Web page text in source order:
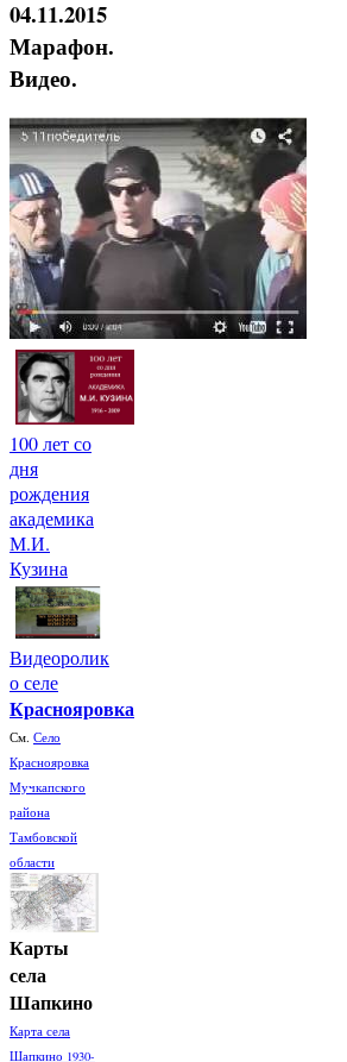
04.11.2015
Марафон.
Видео.
100 лет со
дня
рождения
академика
М.И.
Кузина
Видеоролик
о селе
Краснояровка
См. Село
Краснояровка
Мучкапского
района
Тамбовской
области
Карты
села
Шапкино
Карта села
Шапкино 1930-